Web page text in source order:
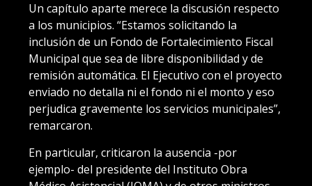
Un capítulo aparte merece la discusión respecto
a los municipios. “Estamos solicitando la
inclusión de un Fondo de Fortalecimiento Fiscal
Municipal que sea de libre disponibilidad y de
remisión automática. El Ejecutivo con el proyecto
enviado no detalla ni el fondo ni el monto y eso
perjudica gravemente los servicios municipales”,
remarcaron.
En particular, criticaron la ausencia -por
ejemplo- del presidente del Instituto Obra